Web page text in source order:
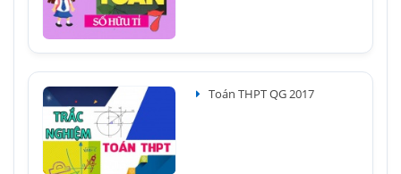
Toán THPT QG 2017